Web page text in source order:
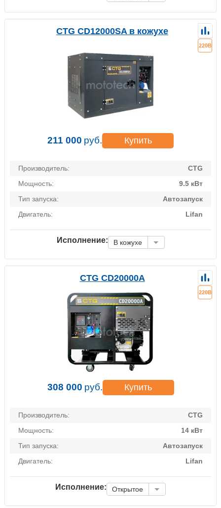
CTG CD12000SA в кожухе
220В
211 000 руб. Купить
Производитель:
CTG
Мощность:
9.5 кВт
Тип запуска:
Автозапуск
Двигатель:
Lifan
Исполнение: В кожухе
CTG CD20000A
220В
308 000 руб. Купить
Производитель:
CTG
Мощность:
14 кВт
Тип запуска:
Автозапуск
Двигатель:
Lifan
Исполнение: Открытое